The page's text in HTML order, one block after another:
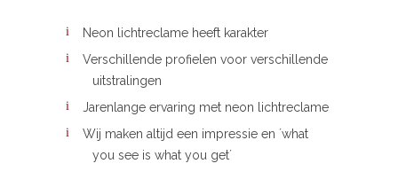
Neon lichtreclame heeft karakter
Verschillende profielen voor verschillende
uitstralingen
Jarenlange ervaring met neon lichtreclame
Wij maken altijd een impressie en ´what
you see is what you get´